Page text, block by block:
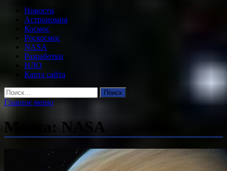
Новости
Астрономия
Космос
Роскосмос
NASA
Разработки
НЛО
Карта сайта
Найти:
Главное меню
Метка: NASA